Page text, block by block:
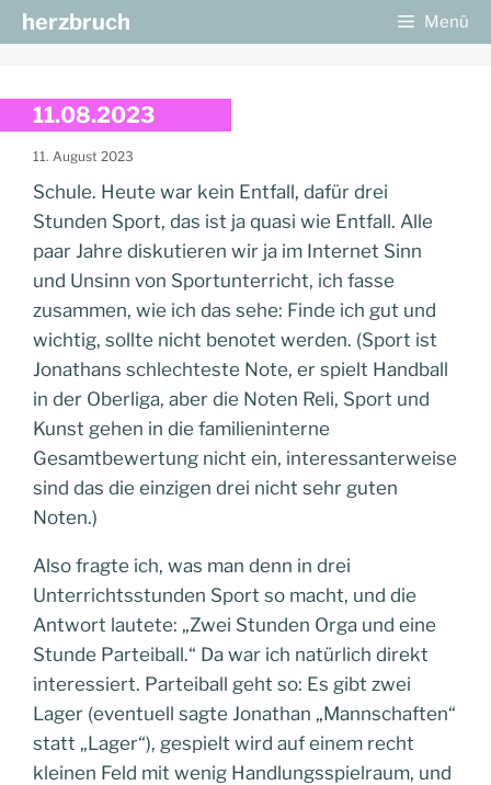
Zum
Inhalt
herzbruch Menü
11.08.2023
11. August 2023
Schule. Heute war kein Entfall, dafür drei
Stunden Sport, das ist ja quasi wie Entfall. Alle
paar Jahre diskutieren wir ja im Internet Sinn
und Unsinn von Sportunterricht, ich fasse
zusammen, wie ich das sehe: Finde ich gut und
wichtig, sollte nicht benotet werden. (Sport ist
Jonathans schlechteste Note, er spielt Handball
in der Oberliga, aber die Noten Reli, Sport und
Kunst gehen in die familieninterne
Gesamtbewertung nicht ein, interessanterweise
sind das die einzigen drei nicht sehr guten
Noten.)
Also fragte ich, was man denn in drei
Unterrichtsstunden Sport so macht, und die
Antwort lautete: „Zwei Stunden Orga und eine
Stunde Parteiball.“ Da war ich natürlich direkt
interessiert. Parteiball geht so: Es gibt zwei
Lager (eventuell sagte Jonathan „Mannschaften“
statt „Lager“), gespielt wird auf einem recht
kleinen Feld mit wenig Handlungsspielraum, und